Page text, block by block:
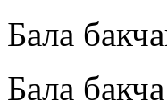
Бала
Бала бакча